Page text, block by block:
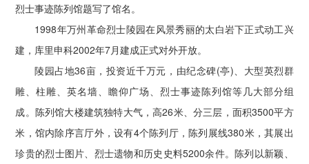
烈士事迹陈列馆题写了馆名。
1998年万州革命烈士陵园在风景秀丽的太白岩下正式动工兴
建，库里申科2002年7月建成正式对外开放。
陵园占地36亩，投资近千万元，由纪念碑(亭)、大型英烈群
雕、柱雕、英名墙、瞻仰广场、烈士事迹陈列馆等几大部分组
成。陈列馆大楼建筑独特大气，高26米、分三层，面积3500平方
米，馆内除序言厅外，设有4个陈列厅，陈列展线380米，其展出
珍贵的烈士图片、烈士遗物和历史史料5200余件。陈列以新颖、